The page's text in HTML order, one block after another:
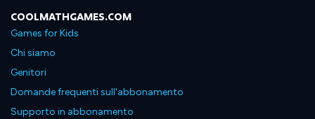
COOLMATHGAMES.COM
Games for Kids
Chi siamo
Genitori
Domande frequenti sull'abbonamento
Supporto in abbonamento